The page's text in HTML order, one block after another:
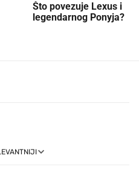
Što povezuje Lexus i
legendarnog Ponyja?